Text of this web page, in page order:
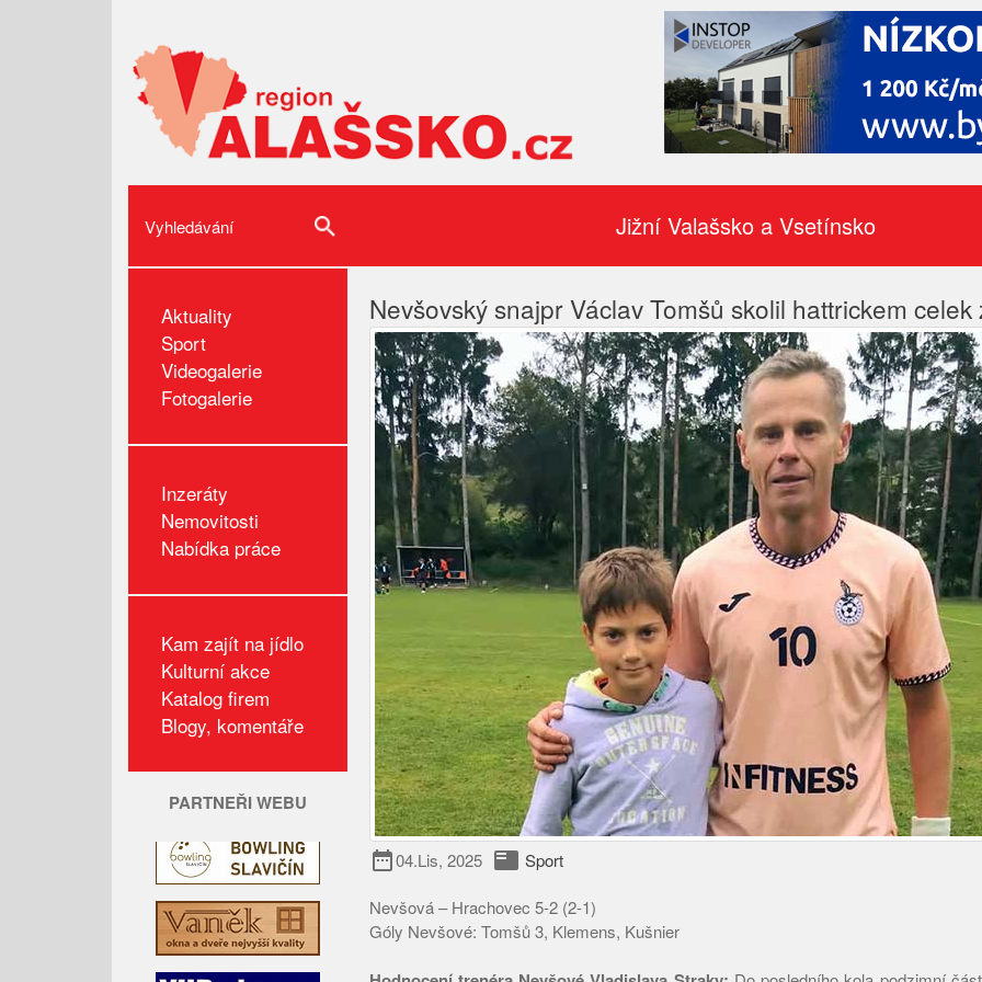
Jižní Valašsko a Vsetínsko
Aktuality
Sport
Videogalerie
Fotogalerie
Inzeráty
Nemovitosti
Nabídka práce
Kam zajít na jídlo
Kulturní akce
Katalog firem
Blogy, komentáře
PARTNEŘI WEBU
Nevšovský snajpr Václav Tomšů skolil hattrickem celek
date_range04.Lis, 2025 featured_play_list Sport
Nevšová – Hrachovec 5-2 (2-1)
Góly Nevšové: Tomšů 3, Klemens, Kušnier